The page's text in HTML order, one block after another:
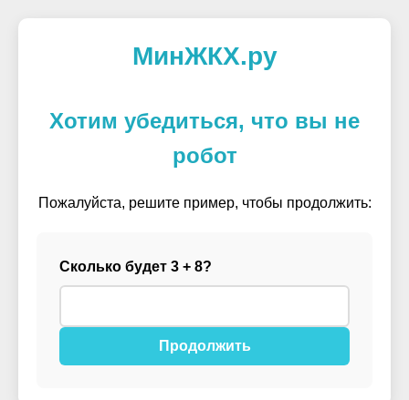
МинЖКХ.ру
Хотим убедиться, что вы не
робот
Пожалуйста, решите пример, чтобы продолжить:
Сколько будет 3 + 8?
Продолжить